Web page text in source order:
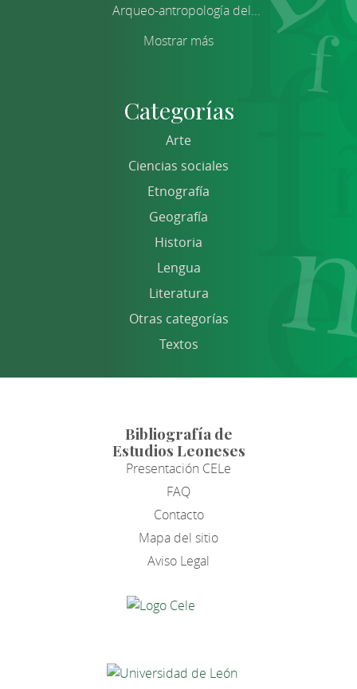
Arqueo-antropología del...
Mostrar más
Categorías
Arte
Ciencias sociales
Etnografía
Geografía
Historia
Lengua
Literatura
Otras categorías
Textos
Bibliografía de
Estudios Leoneses
Presentación CELe
FAQ
Contacto
Mapa del sitio
Aviso Legal